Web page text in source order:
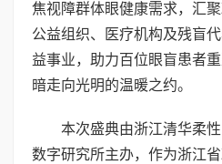
焦视障群体眼健康需求，汇
公益组织、医疗机构及残盲
益事业，助力百位眼盲患者
暗走向光明的温暖之约。
本次盛典由浙江清华柔
数字研究所主办，作为浙江